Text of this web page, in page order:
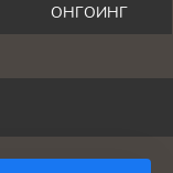
ОНГОИНГ